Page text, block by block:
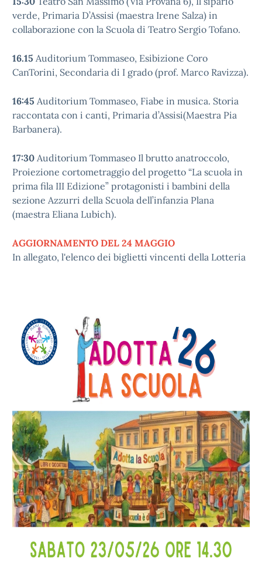
verde, Primaria D’Assisi (maestra Irene Salza) in
collaborazione con la Scuola di Teatro Sergio Tofano.
16.15 Auditorium Tommaseo, Esibizione Coro
CanTorini, Secondaria di I grado (prof. Marco Ravizza).
16:45 Auditorium Tommaseo, Fiabe in musica. Storia
raccontata con i canti, Primaria d’Assisi(Maestra Pia
Barbanera).
17:30 Auditorium Tommaseo Il brutto anatroccolo,
Proiezione cortometraggio del progetto “La scuola in
prima fila III Edizione” protagonisti i bambini della
sezione Azzurri della Scuola dell’infanzia Plana
(maestra Eliana Lubich).
AGGIORNAMENTO DEL 24 MAGGIO
In allegato, l'elenco dei biglietti vincenti della Lotteria